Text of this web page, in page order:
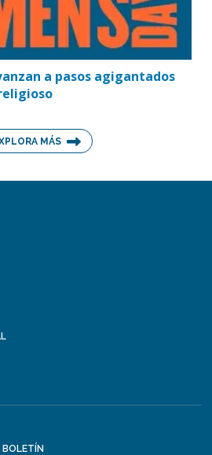
MÁS
a pasos agigantados
BOLETÍN